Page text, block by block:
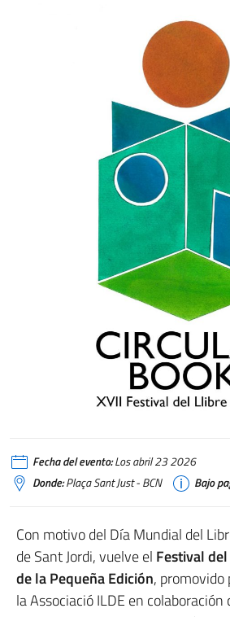
Fecha del evento:Los abril 23 2026
Donde:Plaça Sant Just - BCN Bajo
Con motivo del Día Mundial del
de Sant Jordi, vuelve el Festival
de la Pequeña Edición, promovido
la Associació ILDE en colaboración